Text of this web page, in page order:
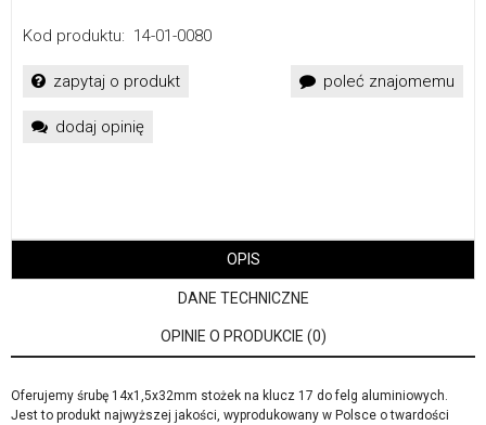
Kod produktu: 14-01-0080
zapytaj o produkt poleć znajomemu
dodaj opinię
OPIS
DANE TECHNICZNE
OPINIE O PRODUKCIE (0)
Oferujemy śrubę 14x1,5x32mm stożek na klucz 17 do felg aluminiowych.
Jest to produkt najwyższej jakości, wyprodukowany w Polsce o twardości